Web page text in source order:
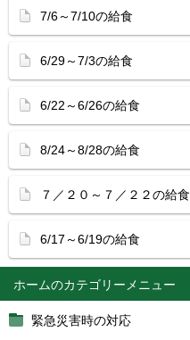
ホーム
緊急災害時の対応
7/6～7/10の給食
6/29～7/3の給食
6/22～6/26の給食
8/24～8/28の給食
７／２０～７／２２の給食
6/17～6/19の給食